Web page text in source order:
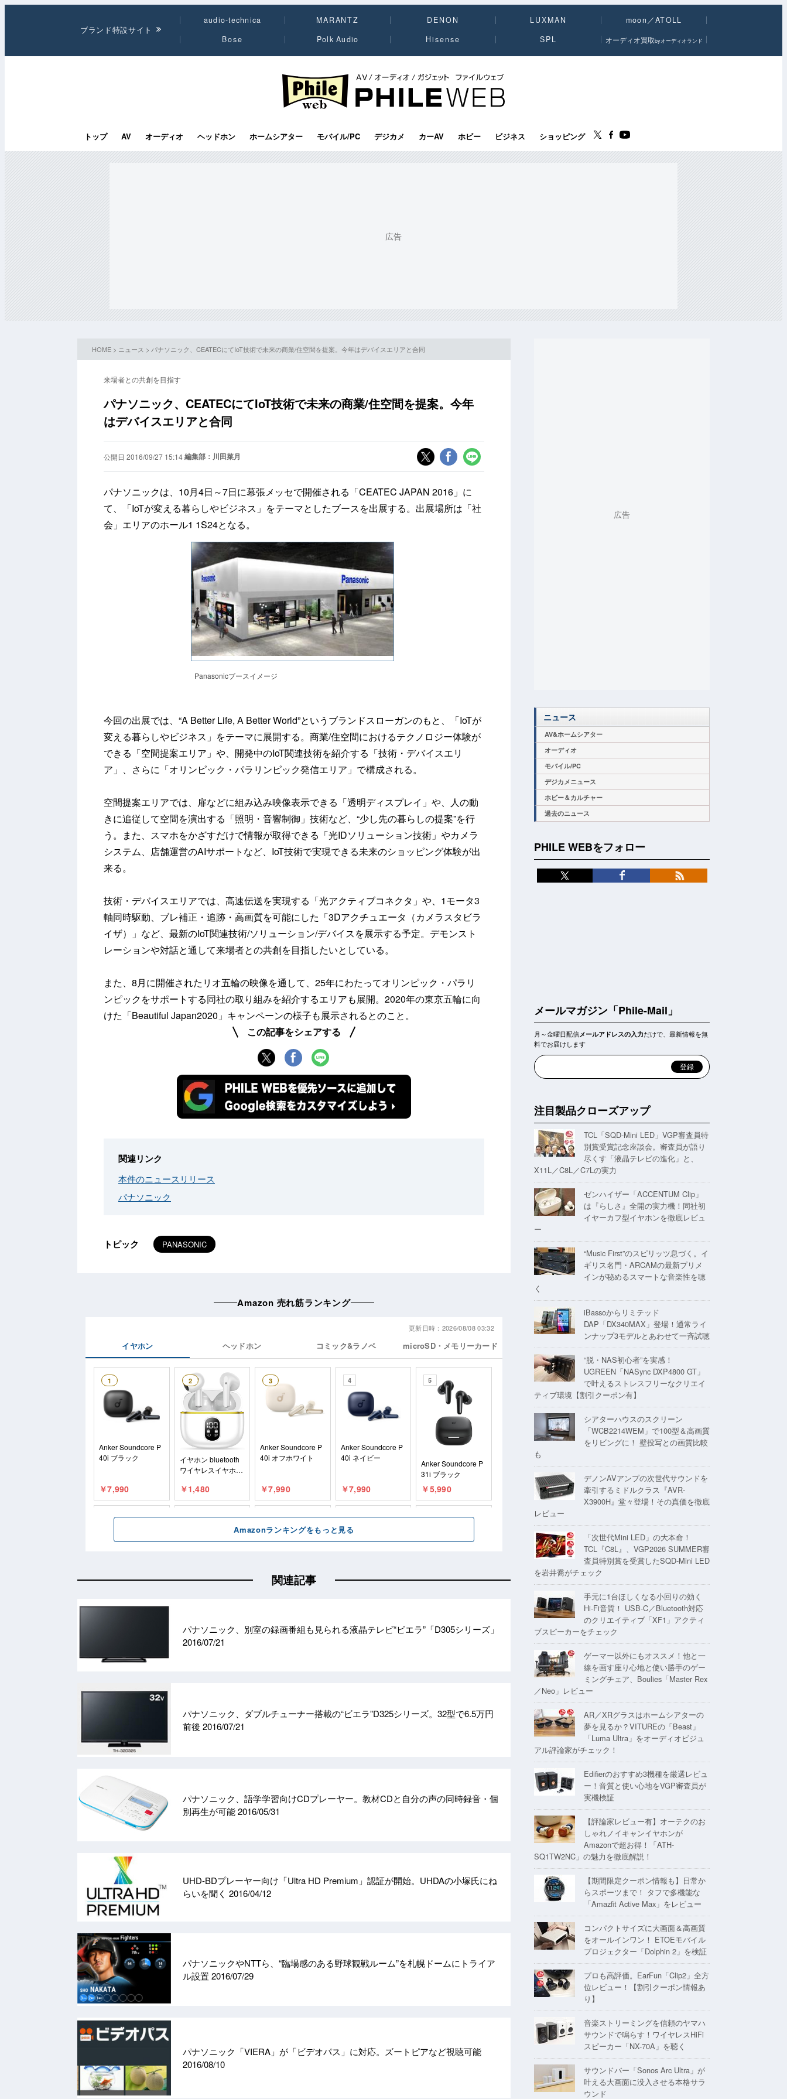
ブランド特設サイト
audio-technica MARANTZ DENON LUXMAN
moon／ATOLL
Bose
Polk Audio Hisense SPL オーディオ買取byオーディオランド
PHILE WEB｜AV/オーディオ/ガジェット
トップ AV オーディオ ヘッドホン ホームシアター モバイル/PC デジカメ カーAV ホビー ビジネス ショッピング
HOME > ニュース > パナソニック、CEATECにてIoT技術で未来の商業/住空間を提案。今年はデバイスエリアと合同
来場者との共創を目指す
パナソニック、CEATECにてIoT技術で未来の商業/住空間を提案。今年
はデバイスエリアと合同
公開日 2016/09/27 15:14編集部：川田菜月
パナソニックは、10月4日～7日に幕張メッセで開催される「CEATEC JAPAN 2016」に
て、「IoTが変える暮らしやビジネス」をテーマとしたブースを出展する。出展場所は「社
会」エリアのホール1 1S24となる。
Panasonicブースイメージ
今回の出展では、“A Better Life, A Better World”というブランドスローガンのもと、「IoTが
変える暮らしやビジネス」をテーマに展開する。商業/住空間におけるテクノロジー体験が
できる「空間提案エリア」や、開発中のIoT関連技術を紹介する「技術・デバイスエリ
ア」、さらに「オリンピック・パラリンピック発信エリア」で構成される。
空間提案エリアでは、扉などに組み込み映像表示できる「透明ディスプレイ」や、人の動
きに追従して空間を演出する「照明・音響制御」技術など、“少し先の暮らしの提案”を行
う。また、スマホをかざすだけで情報が取得できる「光IDソリューション技術」やカメラ
システム、店舗運営のAIサポートなど、IoT技術で実現できる未来のショッピング体験が出
来る。
技術・デバイスエリアでは、高速伝送を実現する「光アクティブコネクタ」や、1モータ3
軸同時駆動、ブレ補正・追跡・高画質を可能にした「3Dアクチュエータ（カメラスタビラ
イザ）」など、最新のIoT関連技術/ソリューション/デバイスを展示する予定。デモンスト
レーションや対話と通して来場者との共創を目指したいとしている。
また、8月に開催されたリオ五輪の映像を通して、25年にわたってオリンピック・パラリ
ンピックをサポートする同社の取り組みを紹介するエリアも展開。2020年の東京五輪に向
けた「Beautiful Japan2020」キャンペーンの様子も展示されるとのこと。
この記事をシェアする
関連リンク
本件のニュースリリース
パナソニック
トピック PANASONIC
関連記事
パナソニック、別室の録画番組も見られる液晶テレビ“ビエラ”「D305シリーズ」
2016/07/21
パナソニック、ダブルチューナー搭載の“ビエラ”D325シリーズ。32型で6.5万円
前後 2016/07/21
パナソニック、語学学習向けCDプレーヤー。教材CDと自分の声の同時録音・個
別再生が可能2016/05/31
UHD-BDプレーヤー向け「Ultra HD Premium」認証が開始。UHDAの小塚氏にね
らいを聞く 2016/04/12
パナソニックやNTTら、“臨場感のある野球観戦ルーム”を札幌ドームにトライア
ル設置2016/07/29
パナソニック「VIERA」が「ビデオパス」に対応。ズートピアなど視聴可能
2016/08/10
ニュース
AV&ホームシアター
オーディオ
モバイル/PC
デジカメニュース
ホビー＆カルチャー
過去のニュース
PHILE WEBをフォロー
メールマガジン「Phile-Mail」
月～金曜日配信メールアドレスの入力だけで、最新情報を無
料でお届けします
注目製品クローズアップ
TCL「SQD-Mini LED」VGP審査員特
別賞受賞記念座談会。審査員が語り
尽くす「液晶テレビの進化」と、
X11L／C8L／C7Lの実力
ゼンハイザー「ACCENTUM Clip」
は『らしさ』全開の実力機！同社初
イヤーカフ型イヤホンを徹底レビュ
ー
“Music First”のスピリッツ息づく。イ
ギリス名門・ARCAMの最新プリメ
インが秘めるスマートな音楽性を聴
く
iBassoからリミテッド
DAP「DX340MAX」登場！通常ライ
ンナップ3モデルとあわせて一斉試聴
“脱・NAS初心者”を実感！
UGREEN「NASync DXP4800 GT」
で叶えるストレスフリーなクリエイ
ティブ環境【割引クーポン有】
シアターハウスのスクリーン
「WCB2214WEM」で100型＆高画質
をリビングに！ 壁投写との画質比較
も
デノンAVアンプの次世代サウンドを
牽引するミドルクラス『AVR-
X3900H』堂々登場！その真価を徹底
レビュー
「次世代Mini LED」の大本命！
TCL『C8L』、VGP2026 SUMMER審
査員特別賞を受賞したSQD-Mini LED
を岩井喬がチェック
手元に1台ほしくなる小回りの効く
Hi-Fi音質！ USB-C／Bluetooth対応
のクリエイティブ「XF1」アクティ
ブスピーカーをチェック
ゲーマー以外にもオススメ！他と一
線を画す座り心地と使い勝手のゲー
ミングチェア、Boulies「Master Rex
／Neo」レビュー
AR／XRグラスはホームシアターの
夢を見るか？VITUREの「Beast」
「Luma Ultra」をオーディオビジュ
アル評論家がチェック！
Edifierのおすすめ3機種を厳選レビュ
ー！音質と使い心地をVGP審査員が
実機検証
【評論家レビュー有】オーテクのお
しゃれノイキャンイヤホンが
Amazonで超お得！「ATH-
SQ1TW2NC」の魅力を徹底解説！
【期間限定クーポン情報も】日常か
らスポーツまで！ タフで多機能な
「Amazfit Active Max」をレビュー
コンパクトサイズに大画面＆高画質
をオールインワン！ ETOEモバイル
プロジェクター「Dolphin 2」を検証
プロも高評価。EarFun「Clip2」全方
位レビュー！【割引クーポン情報あ
り】
音楽ストリーミングを信頼のヤマハ
サウンドで鳴らす！ワイヤレスHiFi
スピーカー「NX-70A」を聴く
サウンドバー「Sonos Arc Ultra」が
叶える大画面に没入させる本格サラ
ウンド